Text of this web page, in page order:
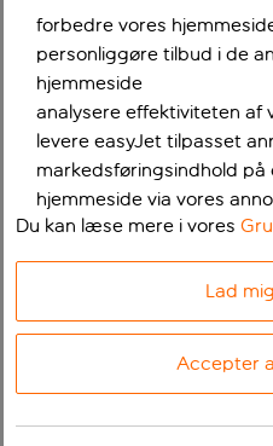
forbedre vores
personliggøre tilbud i de
hjemmeside
analysere effektiviteten af
levere easyJet tilpasset
markedsføringsindhold på
hjemmeside via vores
Du kan læse mere i vores
Lad
Accepter